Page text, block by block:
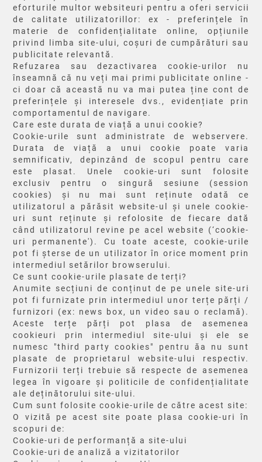
eforturile multor websiteuri pentru a oferi servicii
de calitate utilizatorillor: ex - preferințele în
materie de confidențialitate online, opțiunile
privind limba site-ului, coșuri de cumpărături sau
publicitate relevantă.
Refuzarea sau dezactivarea cookie-urilor nu
înseamnă că nu veți mai primi publicitate online -
ci doar că această nu va mai putea ține cont de
preferințele și interesele dvs., evidențiate prin
comportamentul de navigare.
Care este durata de viață a unui cookie?
Cookie-urile sunt administrate de webservere.
Durata de viață a unui cookie poate varia
semnificativ, depinzând de scopul pentru care
este plasat. Unele cookie-uri sunt folosite
exclusiv pentru o singură sesiune (session
cookies) și nu mai sunt reținute odată ce
utilizatorul a părăsit website-ul și unele cookie-
uri sunt reținute și refolosite de fiecare dată
când utilizatorul revine pe acel website (‘cookie-
uri permanente'). Cu toate aceste, cookie-urile
pot fi șterse de un utilizator în orice moment prin
intermediul setărilor browserului.
Ce sunt cookie-urile plasate de terți?
Anumite secțiuni de conținut de pe unele site-uri
pot fi furnizate prin intermediul unor terțe părți /
furnizori (ex: news box, un video sau o reclamă).
Aceste terțe părți pot plasa de asemenea
cookieuri prin intermediul site-ului și ele se
numesc "third party cookies" pentru ăa nu sunt
plasate de proprietarul website-ului respectiv.
Furnizorii terți trebuie să respecte de asemenea
legea în vigoare și politicile de confidențialitate
ale deținătorului site-ului.
Cum sunt folosite cookie-urile de către acest site:
O vizită pe acest site poate plasa cookie-uri în
scopuri de:
Cookie-uri de performanță a site-ului
Cookie-uri de analiză a vizitatorilor